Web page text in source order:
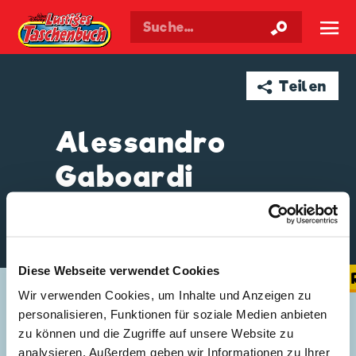
Diese Webseite verwendet Cookies
Wir verwenden Cookies, um Inhalte und Anzeigen zu
personalisieren, Funktionen für soziale Medien anbieten
zu können und die Zugriffe auf unsere Website zu
analysieren. Außerdem geben wir Informationen zu Ihrer
Walt Disneys Taschenbuch ☰
➦ Teilen
Alessandro
Gaboardi
GESCHICHTEN VON ALESSANDRO